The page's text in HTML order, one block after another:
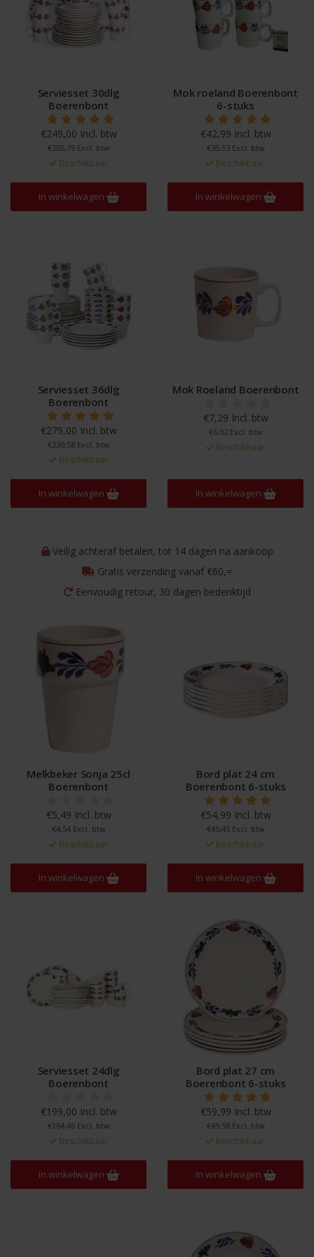
Serviesset 30dlg
Boerenbont
€249,00 Incl. btw
€205,79 Excl. btw
Beschikbaar
In winkelwagen
Mok roeland Boerenbont
6-stuks
€42,99 Incl. btw
€35,53 Excl. btw
Beschikbaar
In winkelwagen
Serviesset 36dlg
Boerenbont
€279,00 Incl. btw
€230,58 Excl. btw
Beschikbaar
In winkelwagen
Mok Roeland Boerenbont
€7,29 Incl. btw
€6,02 Excl. btw
Beschikbaar
In winkelwagen
Veilig achteraf betalen, tot 14 dagen na aankoop
Gratis verzending vanaf €60,=
Eenvoudig retour, 30 dagen bedenktijd
Melkbeker Sonja 25cl
Boerenbont
€5,49 Incl. btw
€4,54 Excl. btw
Beschikbaar
In winkelwagen
Bord plat 24 cm
Boerenbont 6-stuks
€54,99 Incl. btw
€45,45 Excl. btw
Beschikbaar
In winkelwagen
Serviesset 24dlg
Boerenbont
€199,00 Incl. btw
€164,46 Excl. btw
Beschikbaar
In winkelwagen
Bord plat 27 cm
Boerenbont 6-stuks
€59,99 Incl. btw
€49,58 Excl. btw
Beschikbaar
In winkelwagen